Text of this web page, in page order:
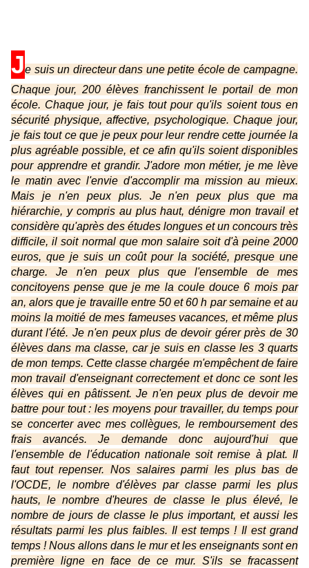
Je suis un directeur dans une petite école de campagne.
Chaque jour, 200 élèves franchissent le portail de mon
école. Chaque jour, je fais tout pour qu'ils soient tous en
sécurité physique, affective, psychologique. Chaque jour,
je fais tout ce que je peux pour leur rendre cette journée la
plus agréable possible, et ce afin qu'ils soient disponibles
pour apprendre et grandir. J'adore mon métier, je me lève
le matin avec l'envie d'accomplir ma mission au mieux.
Mais je n'en peux plus. Je n'en peux plus que ma
hiérarchie, y compris au plus haut, dénigre mon travail et
considère qu'après des études longues et un concours très
difficile, il soit normal que mon salaire soit d'à peine 2000
euros, que je suis un coût pour la société, presque une
charge. Je n'en peux plus que l'ensemble de mes
concitoyens pense que je me la coule douce 6 mois par
an, alors que je travaille entre 50 et 60 h par semaine et au
moins la moitié de mes fameuses vacances, et même plus
durant l'été. Je n'en peux plus de devoir gérer près de 30
élèves dans ma classe, car je suis en classe les 3 quarts
de mon temps. Cette classe chargée m'empêchent de faire
mon travail d'enseignant correctement et donc ce sont les
élèves qui en pâtissent. Je n'en peux plus de devoir me
battre pour tout : les moyens pour travailler, du temps pour
se concerter avec mes collègues, le remboursement des
frais avancés. Je demande donc aujourd'hui que
l'ensemble de l'éducation nationale soit remise à plat. Il
faut tout repenser. Nos salaires parmi les plus bas de
l'OCDE, le nombre d'élèves par classe parmi les plus
hauts, le nombre d'heures de classe le plus élevé, le
nombre de jours de classe le plus important, et aussi les
résultats parmi les plus faibles. Il est temps ! Il est grand
temps ! Nous allons dans le mur et les enseignants sont en
première ligne en face de ce mur. S'ils se fracassent